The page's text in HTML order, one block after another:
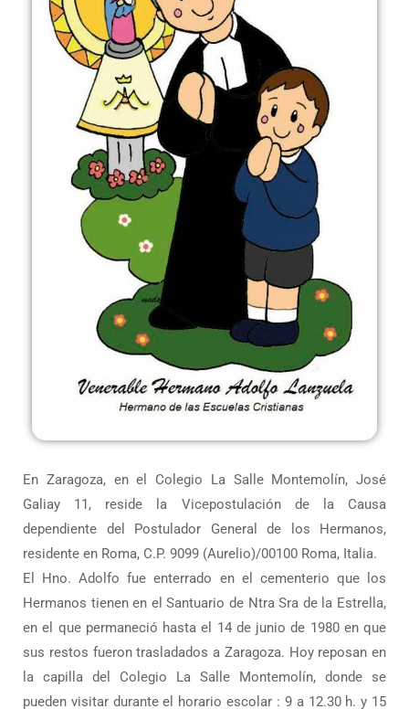
En Zaragoza, en el Colegio La Salle Montemolín, José
Galiay 11, reside la Vicepostulación de la Causa
dependiente del Postulador General de los Hermanos,
residente en Roma, C.P. 9099 (Aurelio)/00100 Roma, Italia.
El Hno. Adolfo fue enterrado en el cementerio que los
Hermanos tienen en el Santuario de Ntra Sra de la Estrella,
en el que permaneció hasta el 14 de junio de 1980 en que
sus restos fueron trasladados a Zaragoza. Hoy reposan en
la capilla del Colegio La Salle Montemolín, donde se
pueden visitar durante el horario escolar : 9 a 12.30 h. y 15